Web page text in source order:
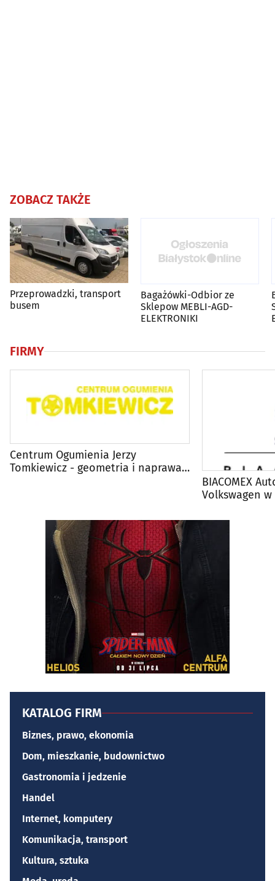
ZOBACZ TAKŻE
Przeprowadzki, transport
busem
Bagażówki-Odbior ze
Sklepow MEBLI-AGD-
ELEKTRONIKI
FIRMY
Centrum Ogumienia Jerzy
Tomkiewicz - geometria i naprawa
BIACOMEX
Volkswagen
KATALOG FIRM
Biznes, prawo, ekonomia
Dom, mieszkanie, budownictwo
Gastronomia i jedzenie
Handel
Internet, komputery
Komunikacja, transport
Kultura, sztuka